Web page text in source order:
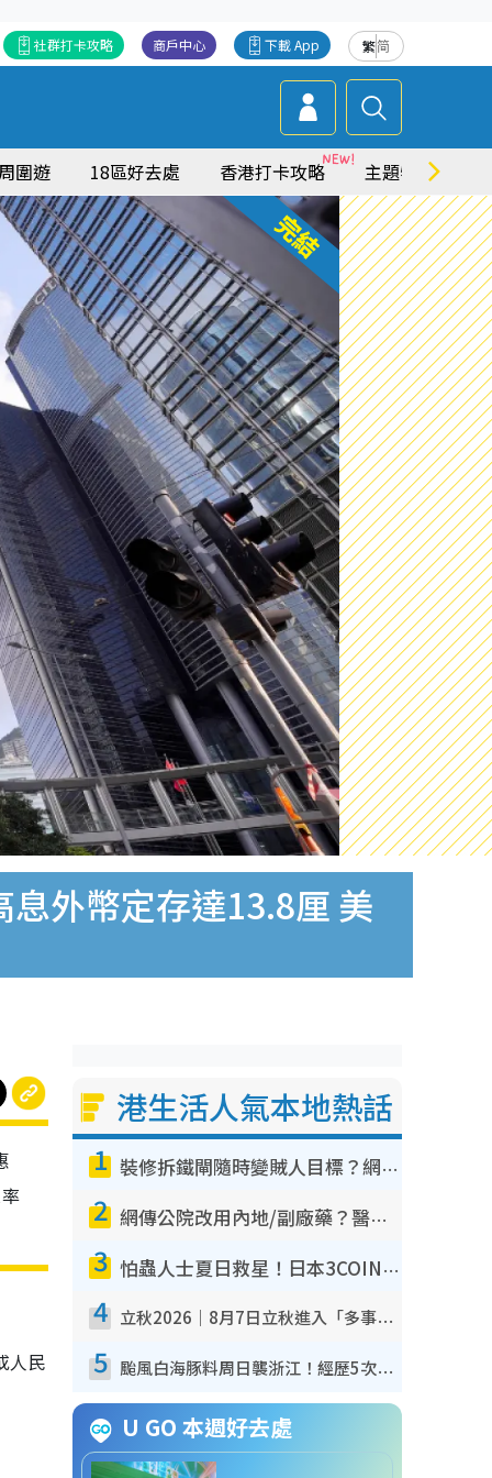
繁简
下載 App
商戶中心
社群打卡攻略
圍遊 18區好去處 香港打卡攻略 主題特集
外幣定存達13.8厘 美
人民
港生活人氣本地熱話
1 裝修拆鐵閘隨時變賊人目標？網民揭2大關鍵用途：裝新式等於白裝？附新舊鐵閘分別
2 網傳公院改用內地/副廠藥？醫生拆解正副廠分別 揭4類人換藥隨時出事
3 怕蟲人士夏日救星！日本3COINS爆紅驅蟲神器$45起 1招「全程免觸碰」輕鬆搞定小強
4 立秋2026｜8月7日立秋進入「多事之秋」 3件事唔做得！專家教6招開運 清枱頭／銀包納氣接好運
5 颱風白海豚料周日襲浙江！經歷5次「眼牆置換」極罕見 成登陸內地最長途颱風
U GO 本週好去處